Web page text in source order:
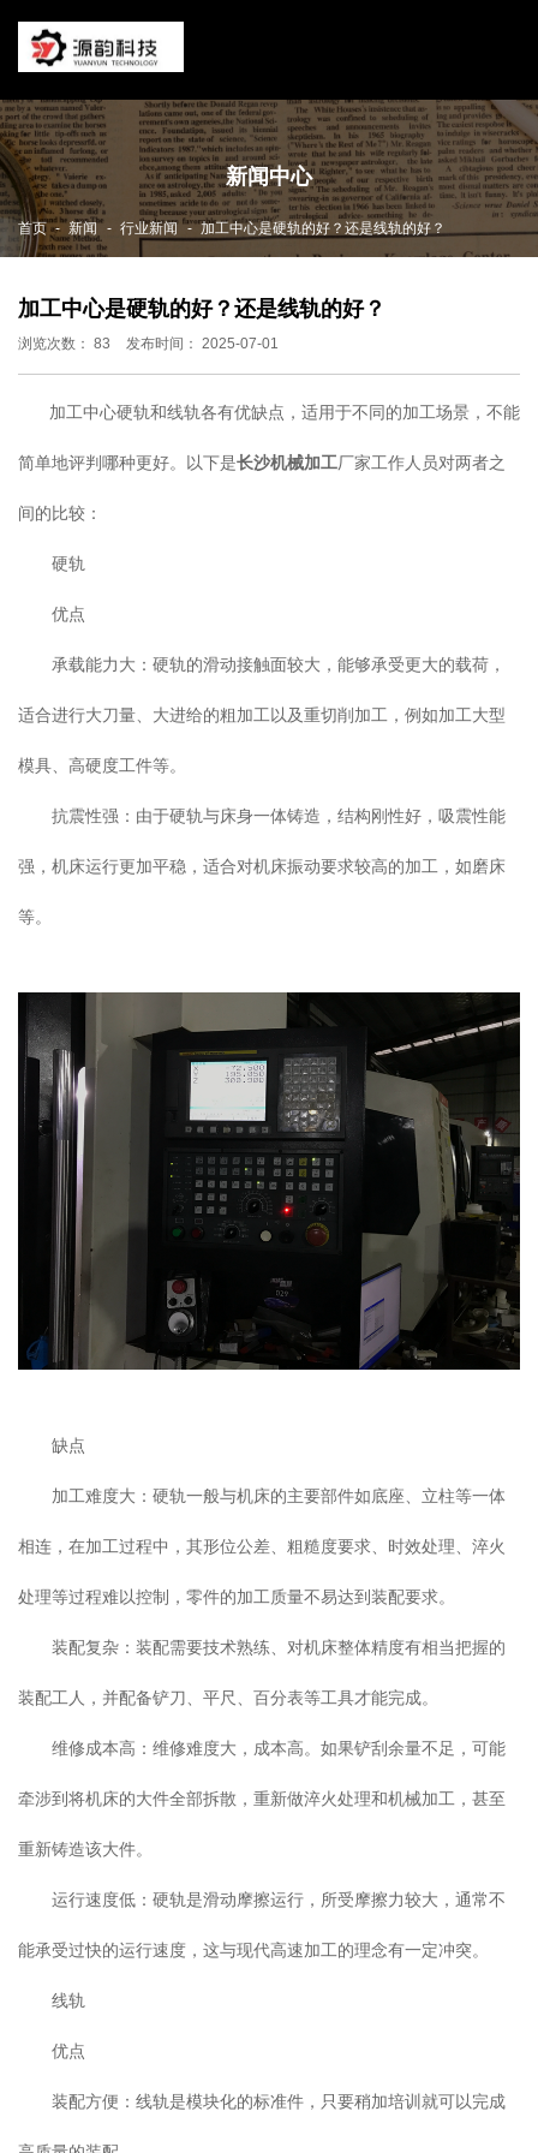
新闻中心
首页 - 新闻 - 行业新闻 - 加工中心是硬轨的好？还是线轨的好？
加工中心是硬轨的好？还是线轨的好？
浏览次数： 83 发布时间： 2025-07-01
加工中心硬轨和线轨各有优缺点，适用于不同的加工场景，不能
简单地评判哪种更好。以下是长沙机械加工厂家工作人员对两者之
间的比较：
硬轨
优点
承载能力大：硬轨的滑动接触面较大，能够承受更大的载荷，
适合进行大刀量、大进给的粗加工以及重切削加工，例如加工大型
模具、高硬度工件等。
抗震性强：由于硬轨与床身一体铸造，结构刚性好，吸震性能
强，机床运行更加平稳，适合对机床振动要求较高的加工，如磨床
等。
缺点
加工难度大：硬轨一般与机床的主要部件如底座、立柱等一体
相连，在加工过程中，其形位公差、粗糙度要求、时效处理、淬火
处理等过程难以控制，零件的加工质量不易达到装配要求。
装配复杂：装配需要技术熟练、对机床整体精度有相当把握的
装配工人，并配备铲刀、平尺、百分表等工具才能完成。
维修成本高：维修难度大，成本高。如果铲刮余量不足，可能
牵涉到将机床的大件全部拆散，重新做淬火处理和机械加工，甚至
重新铸造该大件。
运行速度低：硬轨是滑动摩擦运行，所受摩擦力较大，通常不
能承受过快的运行速度，这与现代高速加工的理念有一定冲突。
线轨
优点
装配方便：线轨是模块化的标准件，只要稍加培训就可以完成